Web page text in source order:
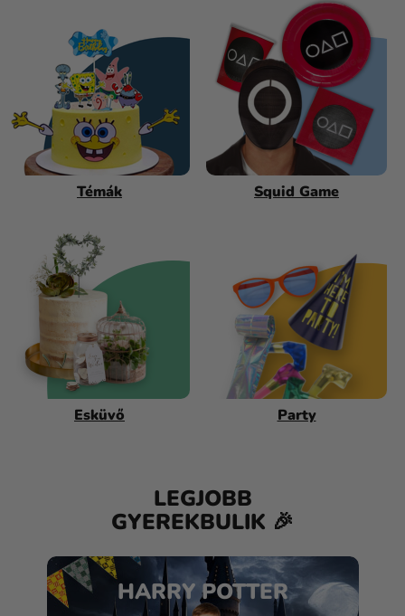
Témák Squid Game
Esküvő Party
LEGJOBB
GYEREKBULIK 🎉
HARRY POTTER